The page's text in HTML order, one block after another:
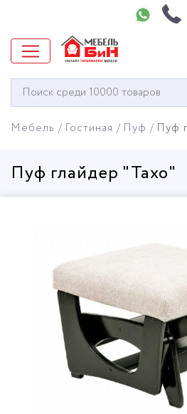
Окно
поиска
Мебель Гостиная Пуф Пуф
Пуф глайдер "Тахо"